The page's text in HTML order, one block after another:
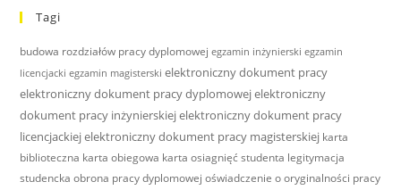
Tagi
budowa rozdziałów pracy dyplomowej egzamin inżynierski egzamin
licencjacki egzamin magisterski elektroniczny dokument pracy
elektroniczny dokument pracy dyplomowejelektroniczny
dokument pracy inżynierskiejelektroniczny dokument pracy
licencjackiejelektroniczny dokument pracy magisterskiej karta
biblioteczna karta obiegowa karta osiagnięć studenta legitymacja
studencka obrona pracy dyplomowej oświadczenie o oryginalności pracy